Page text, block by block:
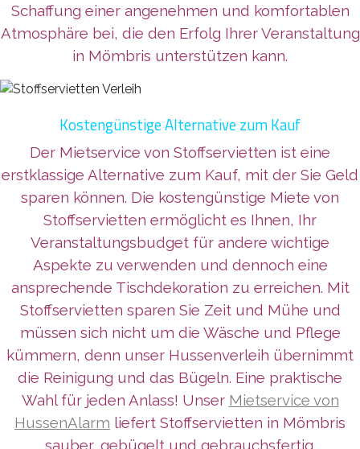
Schaffung einer angenehmen und komfortablen
Atmosphäre bei, die den Erfolg Ihrer Veranstaltung
in Mömbris unterstützen kann.
Kostengünstige Alternative zum Kauf
Der Mietservice von Stoffservietten ist eine
erstklassige Alternative zum Kauf, mit der Sie Geld
sparen können. Die kostengünstige Miete von
Stoffservietten ermöglicht es Ihnen, Ihr
Veranstaltungsbudget für andere wichtige
Aspekte zu verwenden und dennoch eine
ansprechende Tischdekoration zu erreichen. Mit
Stoffservietten sparen Sie Zeit und Mühe und
müssen sich nicht um die Wäsche und Pflege
kümmern, denn unser Hussenverleih übernimmt
die Reinigung und das Bügeln. Eine praktische
Wahl für jeden Anlass! Unser Mietservice von
HussenAlarm liefert Stoffservietten in Mömbris
sauber, gebügelt und gebrauchsfertig.